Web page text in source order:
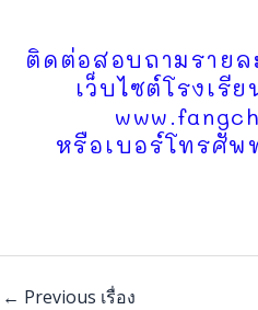
ติดต่อสอบถามรายล
เว็บไซต์โรงเรี
หรือเบอร์โทรศัพ
← Previous เรื่อง